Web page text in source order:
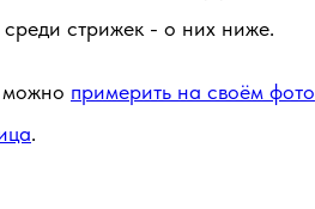
стрижек - о них ниже.
можно примерить на своём фото
.